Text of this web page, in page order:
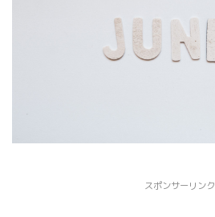
スポンサーリンク